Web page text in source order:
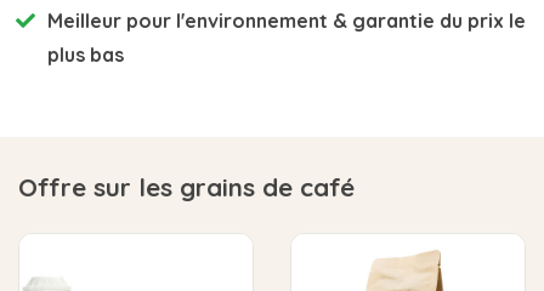
Meilleur pour l'environnement & garantie du prix le
plus bas
Offre sur les grains de café